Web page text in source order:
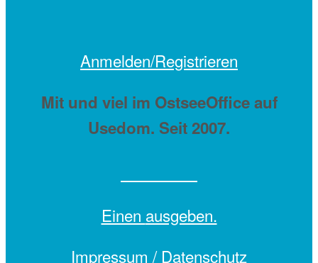
Anmelden/Registrieren
Mit und viel im OstseeOffice auf
Usedom. Seit 2007.
Einen ausgeben.
Impressum / Datenschutz